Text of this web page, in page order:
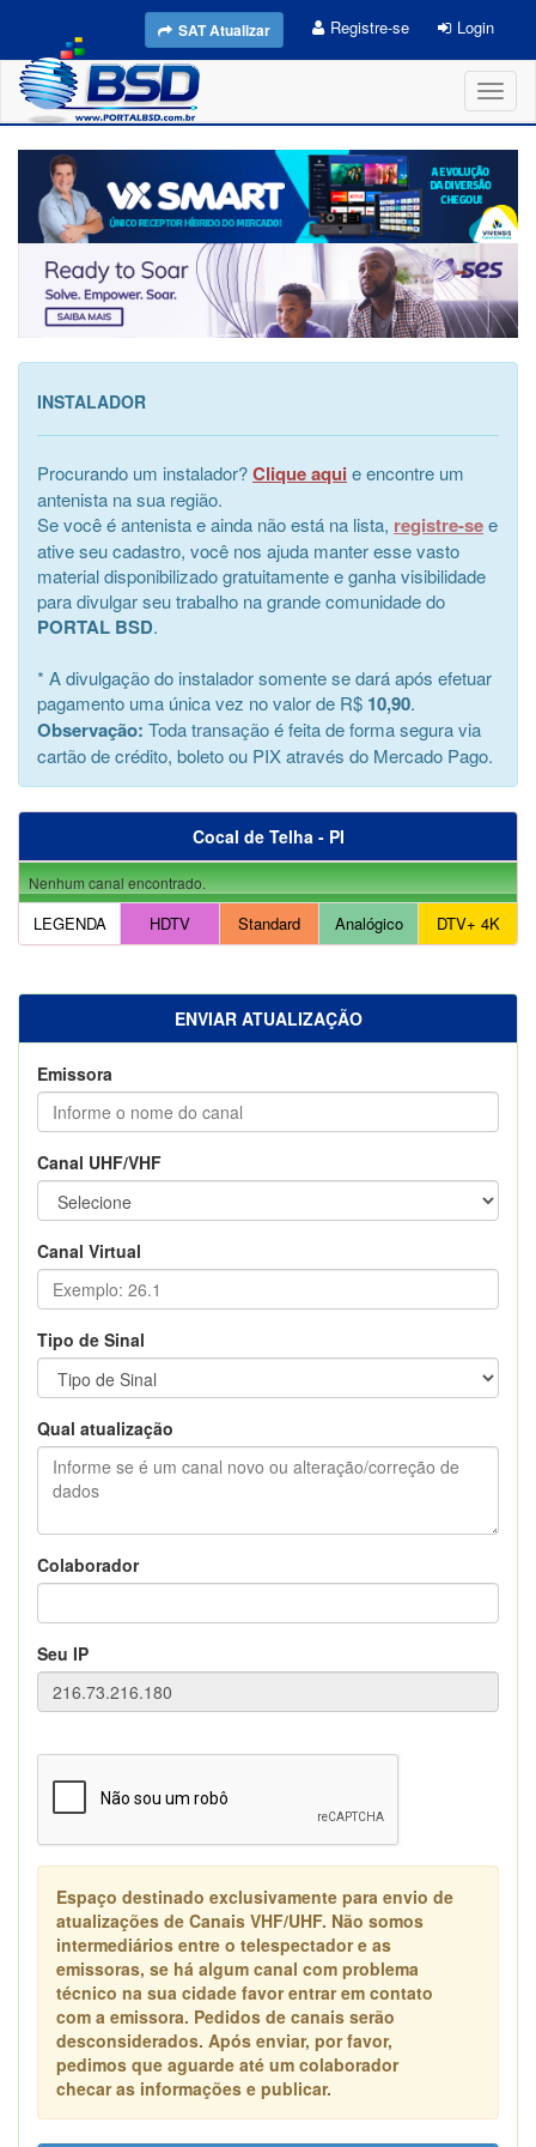
SAT Atualizar Registre-se Login
INSTALADOR
Procurando um instalador?Clique aqui e encontre um
antenista na sua região.
Se você é antenista e ainda não está na lista, registre-see
ative seu cadastro, você nos ajuda manter esse vasto
material disponibilizado gratuitamente e ganha visibilidade
para divulgar seu trabalho na grande comunidade do
PORTAL BSD.
* A divulgação do instalador somente se dará após efetuar
pagamento uma única vez no valor de R$ 10,90.
Observação: Toda transação é feita de forma segura via
cartão de crédito, boleto ou PIX através do Mercado Pago.
Cocal de Telha - PI
Nenhum canal encontrado.
LEGENDA HDTV Standard Analógico DTV+ 4K
ENVIAR ATUALIZAÇÃO
Emissora
Canal UHF/VHF
Canal Virtual
Tipo de Sinal
Qual atualização
Colaborador
Seu IP
Espaço destinado exclusivamente para envio de
atualizações de Canais VHF/UHF. Não somos
intermediários entre o telespectador e as
emissoras, se há algum canal com problema
técnico na sua cidade favor entrar em contato
com a emissora. Pedidos de canais serão
desconsiderados. Após enviar, por favor,
pedimos que aguarde até um colaborador
checar as informações e publicar.